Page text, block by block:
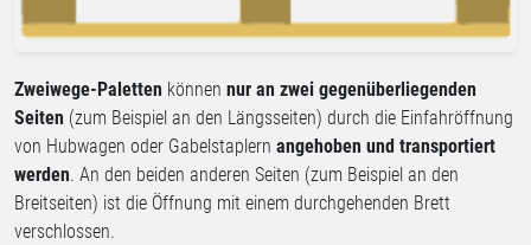
Zweiwege-Paletten können nur an zwei gegenüberliegenden
Seiten (zum Beispiel an den Längsseiten) durch die Einfahröffnung
von Hubwagen oder Gabelstaplern angehoben und transportiert
werden. An den beiden anderen Seiten (zum Beispiel an den
Breitseiten) ist die Öffnung mit einem durchgehenden Brett
verschlossen.